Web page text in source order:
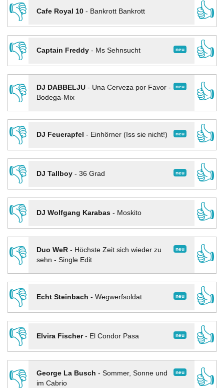
👎
Cafe Royal 10- Bankrott Bankrott
👍
👎
neu
Captain Freddy- Ms Sehnsucht
👍
👎
neu
DJ DABBELJU- Una Cerveza por Favor -
Bodega-Mix
👍
👎
neu
DJ Feuerapfel - Einhörner (Iss sie nicht!)
👍
👎
neu
DJ Tallboy- 36 Grad
👍
👎
DJ Wolfgang Karabas- Moskito
👍
👎
neu
Duo WeR- Höchste Zeit sich wieder zu
sehn - Single Edit
👍
👎
neu
Echt Steinbach - Wegwerfsoldat
👍
👎
neu
Elvira Fischer- El Condor Pasa
👍
👎
neu
George La Busch - Sommer, Sonne und
im Cabrio
👍